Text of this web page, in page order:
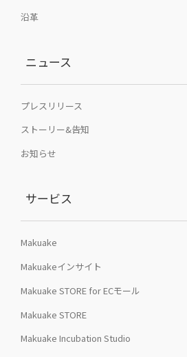
沿革
ニュース
プレスリリース
ストーリー&告知
お知らせ
サービス
Makuake
Makuakeインサイト
Makuake STORE for ECモール
Makuake STORE
Makuake Incubation Studio